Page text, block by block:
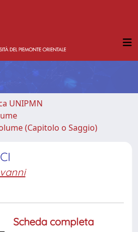
UNIPMN
(Capitolo o Saggio)
Scheda completa